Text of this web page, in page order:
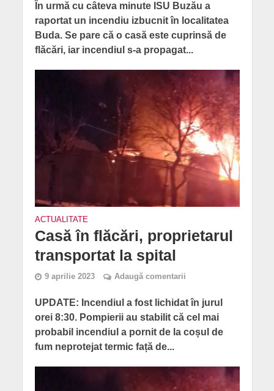
În urmă cu câteva minute ISU Buzău a
raportat un incendiu izbucnit în localitatea
Buda. Se pare că o casă este cuprinsă de
flăcări, iar incendiul s-a propagat...
ACTUALITATE
Casă în flăcări, proprietarul
transportat la spital
9 aprilie 2023 Adaugă comentarii
UPDATE: Incendiul a fost lichidat în jurul
orei 8:30. Pompierii au stabilit că cel mai
probabil incendiul a pornit de la coșul de
fum neprotejat termic față de...